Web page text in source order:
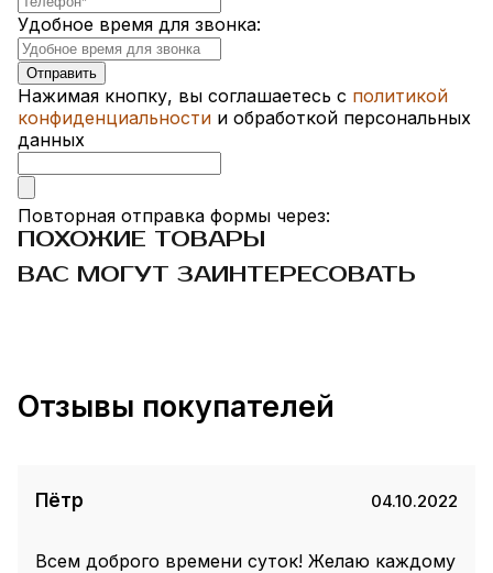
Удобное время для звонка:
Нажимая кнопку, вы соглашаетесь с политикой
конфиденциальности и обработкой персональных
данных
Повторная отправка формы через:
ПОХОЖИЕ ТОВАРЫ
ВАС МОГУТ ЗАИНТЕРЕСОВАТЬ
Отзывы покупателей
Пётр 04.10.2022
Всем доброго времени суток! Желаю каждому